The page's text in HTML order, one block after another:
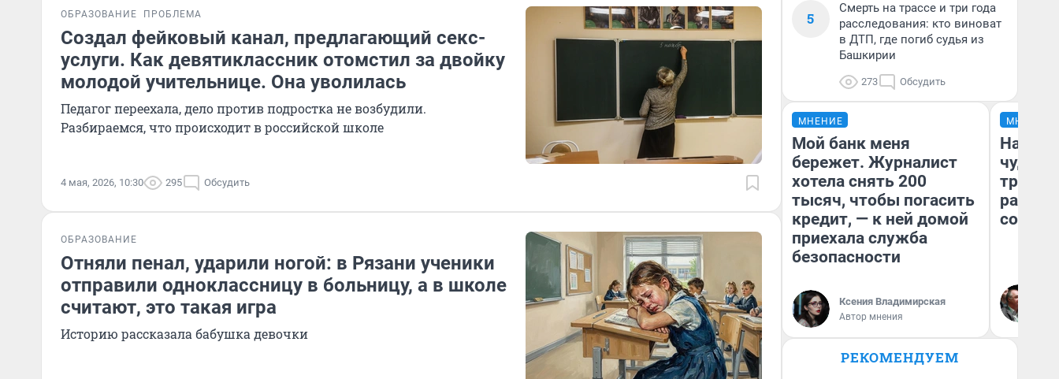
ОБРАЗОВАНИЕ ПРОБЛЕМА
Создал фейковый канал, предлагающий секс-
услуги. Как девятиклассник отомстил за двойку
молодой учительнице. Она уволилась
Педагог переехала, дело против подростка не возбудили.
Разбираемся, что происходит в российской школе
4 мая, 2026, 10:30 295 Обсудить
ОБРАЗОВАНИЕ
Отняли пенал, ударили ногой: в Рязани ученики
отправили одноклассницу в больницу, а в школе
считают, это такая игра
Историю рассказала бабушка девочки
5
Смерть на трассе и три года
расследования: кто виноват
в ДТП, где погиб судья из
Башкирии
273 Обсудить
МНЕНИЕ
Мой банк меня
бережет. Журналист
хотела снять 200
тысяч, чтобы погасить
кредит, — к ней домой
приехала служба
безопасности
Ксения Владимирская
Автор мнения
МНЕНИЕ
чудом
РЕКОМЕНДУЕМ